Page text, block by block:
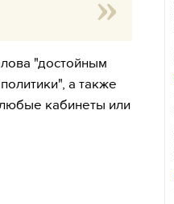
"достойным
а также
кабинеты или